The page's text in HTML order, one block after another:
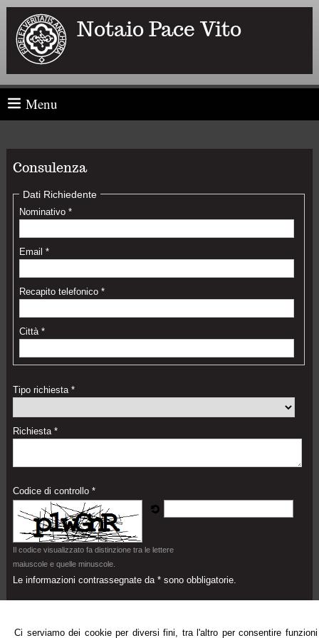
Ci serviamo dei cookie per diversi fini, tra l'altro per consentire funzioni
Notaio Pace Vito
Menu
Consulenza
Dati Richiedente
Nominativo *
Email *
Recapito telefonico *
Città *
Tipo richiesta *
Richiesta *
Codice di controllo *
Il codice visualizzato fa distinzione tra le lettere
maiuscole e quelle minuscole.
Le informazioni contrassegnate da * sono obbligatorie.